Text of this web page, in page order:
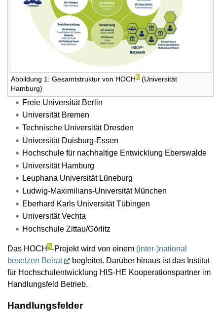
Abbildung 1: Gesamtstruktur von HOCHN (Universität
Hamburg)
Freie Universität Berlin
Universität Bremen
Technische Universität Dresden
Universität Duisburg-Essen
Hochschule für nachhaltige Entwicklung Eberswalde
Universität Hamburg
Leuphana Universität Lüneburg
Ludwig-Maximilians-Universität München
Eberhard Karls Universität Tübingen
Universität Vechta
Hochschule Zittau/Görlitz
Das HOCH N-Projekt wird von einem (inter-)national
besetzen Beirat
begleitet. Darüber hinaus ist das Institut
für Hochschulentwicklung HIS-HE Kooperationspartner im
Handlungsfeld Betrieb.
Handlungsfelder